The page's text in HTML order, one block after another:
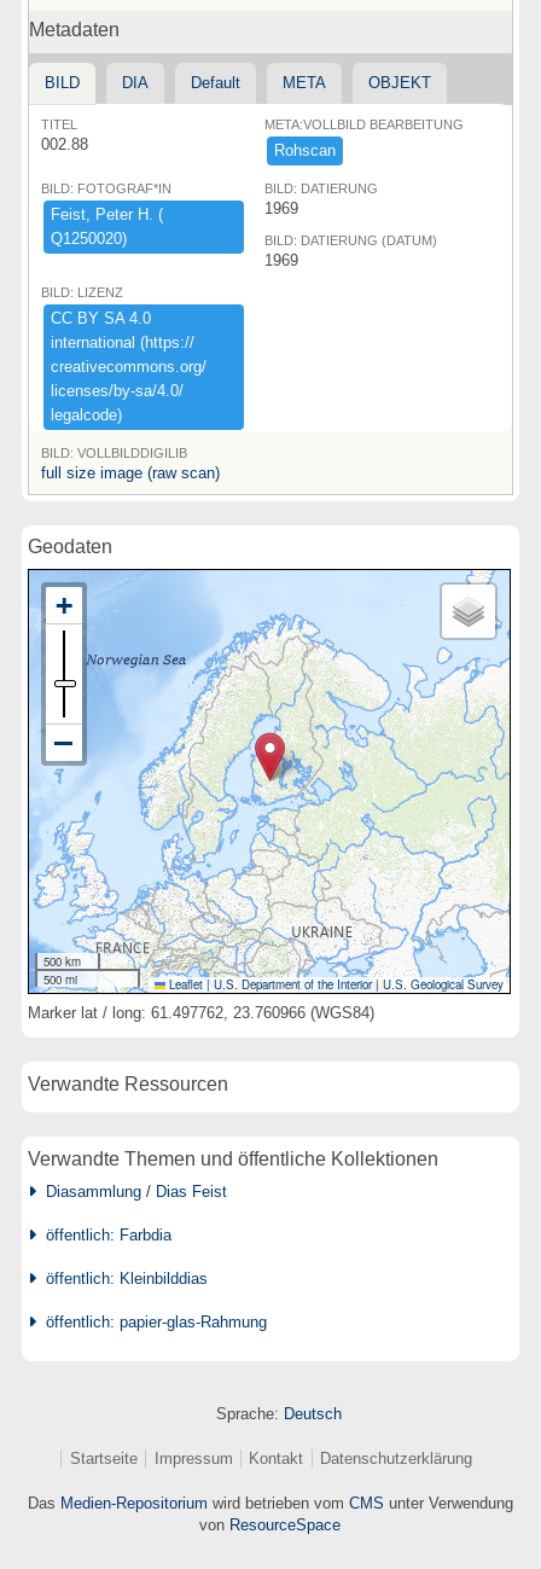
Metadaten
BILD DIA Default META OBJEKT
TITEL
002.88
META:VOLLBILD BEARBEITUNG
Rohscan
BILD: FOTOGRAF*IN
Feist,​ ​Peter ​H.​ ​(​
Q1250020)​
BILD: DATIERUNG
1969
BILD: DATIERUNG (DATUM)
1969
BILD: LIZENZ
CC ​BY ​SA ​4.​0 ​
international ​(​https:​/​/​
creativecommons.​org/​
licenses/​by-​sa/​4.​0/​
legalcode)​
BILD: VOLLBILDDIGILIB
full size image (raw scan)
Geodaten
500 km
500 mi
Leaflet | U.S. Department of the Interior|U.S. Geological Survey
Marker lat / long: 61.497762, 23.760966 (WGS84)
Verwandte Ressourcen
Verwandte Themen und öffentliche Kollektionen
Diasammlung / Dias Feist
öffentlich: Farbdia
öffentlich: Kleinbilddias
öffentlich: papier-glas-Rahmung
Sprache: Deutsch
Startseite Impressum Kontakt Datenschutzerklärung
Das Medien-Repositorium wird betrieben vom CMS unter Verwendung
von ResourceSpace